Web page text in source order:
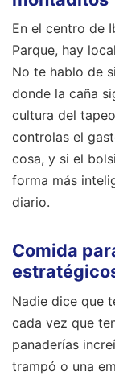
En el centro de
Parque, hay
No te hablo de
donde la caña
cultura del
controlas el
cosa, y si el
forma más
diario.
Comida
Nadie dice que
cada vez que
panaderías
trampó o una